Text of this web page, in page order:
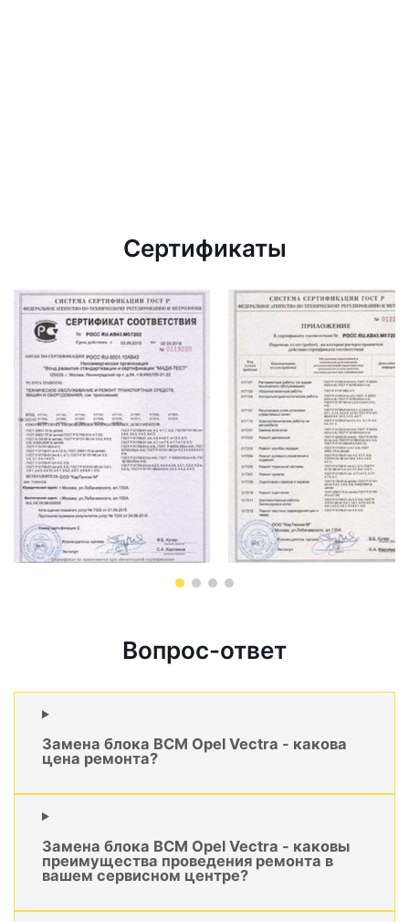
Сертификаты
Вопрос-ответ
Замена блока BCM Opel Vectra - какова
цена ремонта?
Замена блока BCM Opel Vectra - каковы
преимущества проведения ремонта в
вашем сервисном центре?